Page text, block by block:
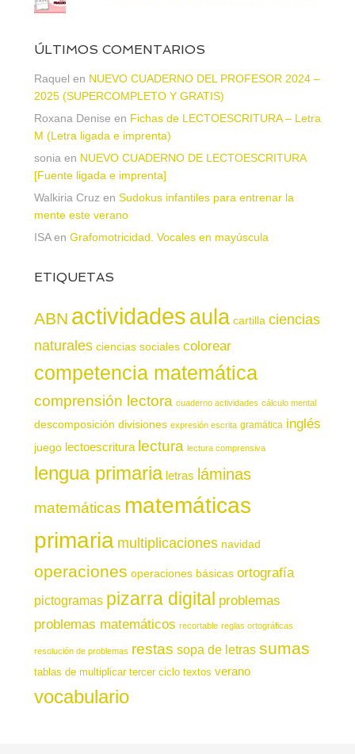
ÚLTIMOS COMENTARIOS
Raquel en NUEVO CUADERNO DEL PROFESOR 2024 –
2025 (SUPERCOMPLETO Y GRATIS)
Roxana Denise en Fichas de LECTOESCRITURA – Letra
M (Letra ligada e imprenta)
soniaen NUEVO CUADERNO DE LECTOESCRITURA
[Fuente ligada e imprenta]
Walkiria Cruzen Sudokus infantiles para entrenar la
mente este verano
ISAen Grafomotricidad. Vocales en mayúscula
ETIQUETAS
ABN actividadesaula cartilla ciencias
naturales ciencias sociales colorear
competencia matemática
comprensión lectora cuaderno actividades cálculo mental
descomposición divisiones expresión escrita gramática inglés
juego lectoescritura lectura lectura comprensiva
lengua primaria letras láminas
matemáticas matemáticas
primaria multiplicaciones navidad
operaciones operaciones básicas ortografía
pictogramas pizarra digital problemas
problemas matemáticos recortable reglas ortográficas
resolución de problemas restas sopa de letras sumas
tablas de multiplicar tercer ciclo textos verano
vocabulario